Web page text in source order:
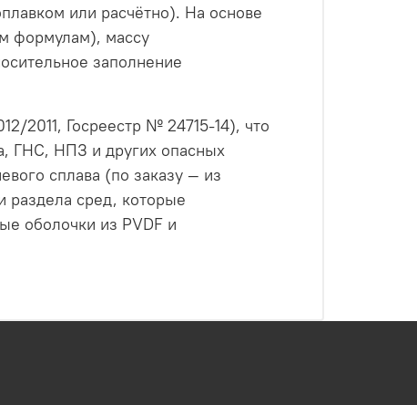
или расчётно). На основе
формулам), массу
заполнение
2011, Госреестр № 24715-14), что
ГНС, НПЗ и других опасных
сплава (по заказу — из
раздела сред, которые
оболочки из PVDF и